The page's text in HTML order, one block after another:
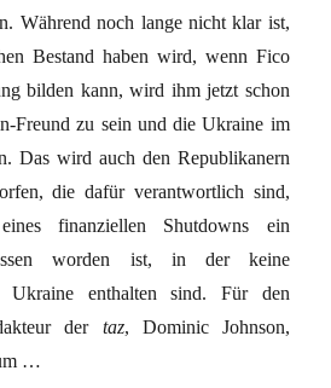
Während noch lange nicht klar ist,
Bestand haben wird, wenn Fico
bilden kann, wird ihm jetzt schon
Freund zu sein und die Ukraine im
Das wird auch den Republikanern
die dafür verantwortlich sind,
finanziellen Shutdowns ein
worden ist, in der keine
enthalten sind. Für den
der taz, Dominic Johnson,
…